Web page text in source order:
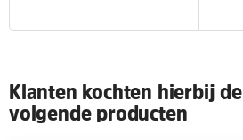
Klanten kochten hierbij de
volgende producten